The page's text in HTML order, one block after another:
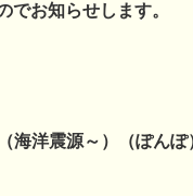
でお知らせします。
（海洋震源～）（ぽんぽ